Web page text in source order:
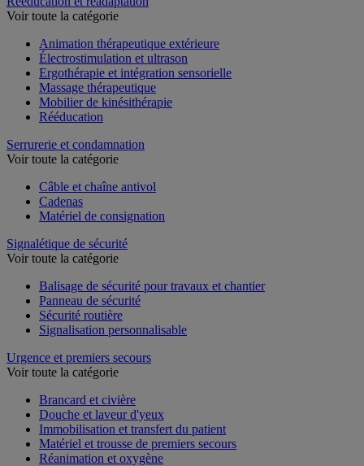
Voir toute la catégorie
Animation thérapeutique extérieure
Électrostimulation et ultrason
Ergothérapie et intégration sensorielle
Massage thérapeutique
Mobilier de kinésithérapie
Rééducation
Serrurerie et condamnation
Voir toute la catégorie
Câble et chaîne antivol
Cadenas
Matériel de consignation
Signalétique de sécurité
Voir toute la catégorie
Balisage de sécurité pour travaux et chantier
Panneau de sécurité
Sécurité routière
Signalisation personnalisable
Urgence et premiers secours
Voir toute la catégorie
Brancard et civière
Douche et laveur d'yeux
Immobilisation et transfert du patient
Matériel et trousse de premiers secours
Réanimation et oxygène